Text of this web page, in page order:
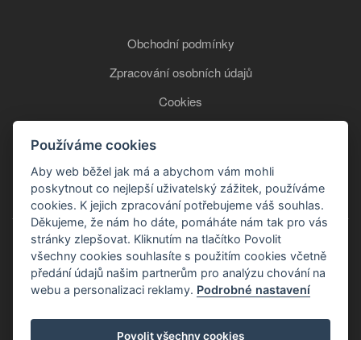
Obchodní podmínky
Zpracování osobních údajů
Cookies
+420 777 850 465
Používáme cookies
Aby web běžel jak má a abychom vám mohli
poskytnout co nejlepší uživatelský zážitek, používáme
cookies. K jejich zpracování potřebujeme váš souhlas.
Děkujeme, že nám ho dáte, pomáháte nám tak pro vás
stránky zlepšovat. Kliknutím na tlačítko Povolit
všechny cookies souhlasíte s použitím cookies včetně
předání údajů našim partnerům pro analýzu chování na
webu a personalizaci reklamy. Podrobné nastavení
Povolit všechny cookies